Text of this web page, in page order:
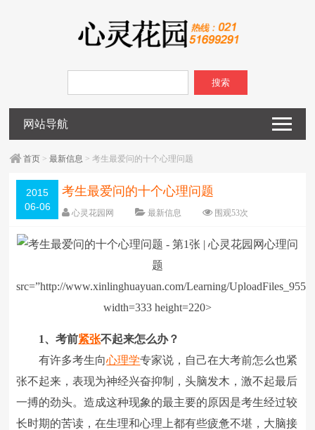
搜索
网站导航
首页 >最新信息 > 考生最爱问的十个心理问题
2015
06-06
考生最爱问的十个心理问题
心灵花园网 最新信息 围观53次
字体： 大 中 小
心理问
题
src=”http://www.xinlinghuayuan.com/Learning/
width=333 height=220>
1、考前紧张不起来怎么办？
有许多考生向心理学专家说，自己在大考前怎么也紧
张不起来，表现为神经兴奋抑制，头脑发木，激不起最后
一搏的劲头。造成这种现象的最主要的原因是考生经过较
长时期的苦读，在生理和心理上都有些疲惫不堪，大脑接